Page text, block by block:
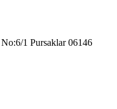
1 Pursaklar 06146